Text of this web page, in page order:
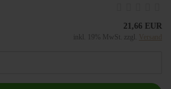
21,66 EUR
inkl. 19% MwSt. zzgl. Versand